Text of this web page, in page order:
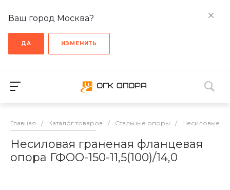
Ваш город Москва?
ДА ИЗМЕНИТЬ
Главная / Каталог товаров / Стальные опоры / Несиловые
Несиловая граненая фланцевая
опора ГФОО-150-11,5(100)/14,0